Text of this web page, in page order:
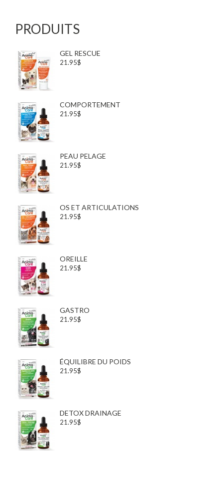
PRODUITS
GEL RESCUE
21.95$
COMPORTEMENT
21.95$
PEAU PELAGE
21.95$
OS ET ARTICULATIONS
21.95$
OREILLE
21.95$
GASTRO
21.95$
ÉQUILIBRE DU POIDS
21.95$
DETOX DRAINAGE
21.95$